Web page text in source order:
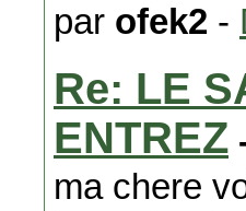
par ofek2 -
Re: LE
ENTREZ
ma chere